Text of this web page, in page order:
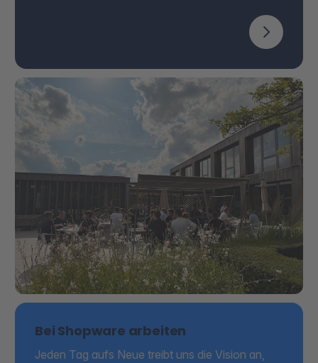
Bei Shopware arbeiten
Jeden Tag aufs Neue treibt uns die Vision an,